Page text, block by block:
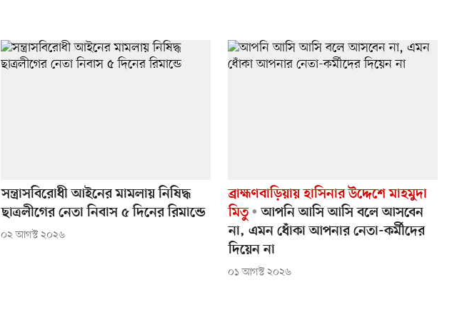
সন্ত্রাসবিরোধী আইনের মামলায় নিষিদ্ধ
ছাত্রলীগের নেতা নিবাস ৫ দিনের রিমান্ডে
০২ আগস্ট ২০২৬
ব্রাহ্মণবাড়িয়ায় হাসিনার উদ্দেশে মাহমুদা
মিতু
আপনি আসি আসি বলে আসবেন
না, এমন ধোঁকা আপনার নেতা-কর্মীদের
দিয়েন না
০১ আগস্ট ২০২৬